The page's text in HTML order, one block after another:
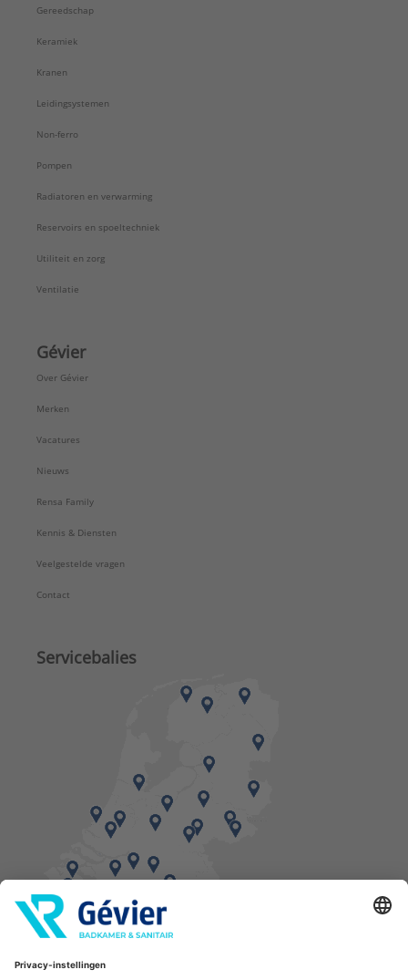
Gereedschap
Keramiek
Kranen
Leidingsystemen
Non-ferro
Pompen
Radiatoren en verwarming
Reservoirs en spoeltechniek
Utiliteit en zorg
Ventilatie
Gévier
Over Gévier
Merken
Vacatures
Nieuws
Rensa Family
Kennis & Diensten
Veelgestelde vragen
Contact
Servicebalies
Vind een balie in de buurt